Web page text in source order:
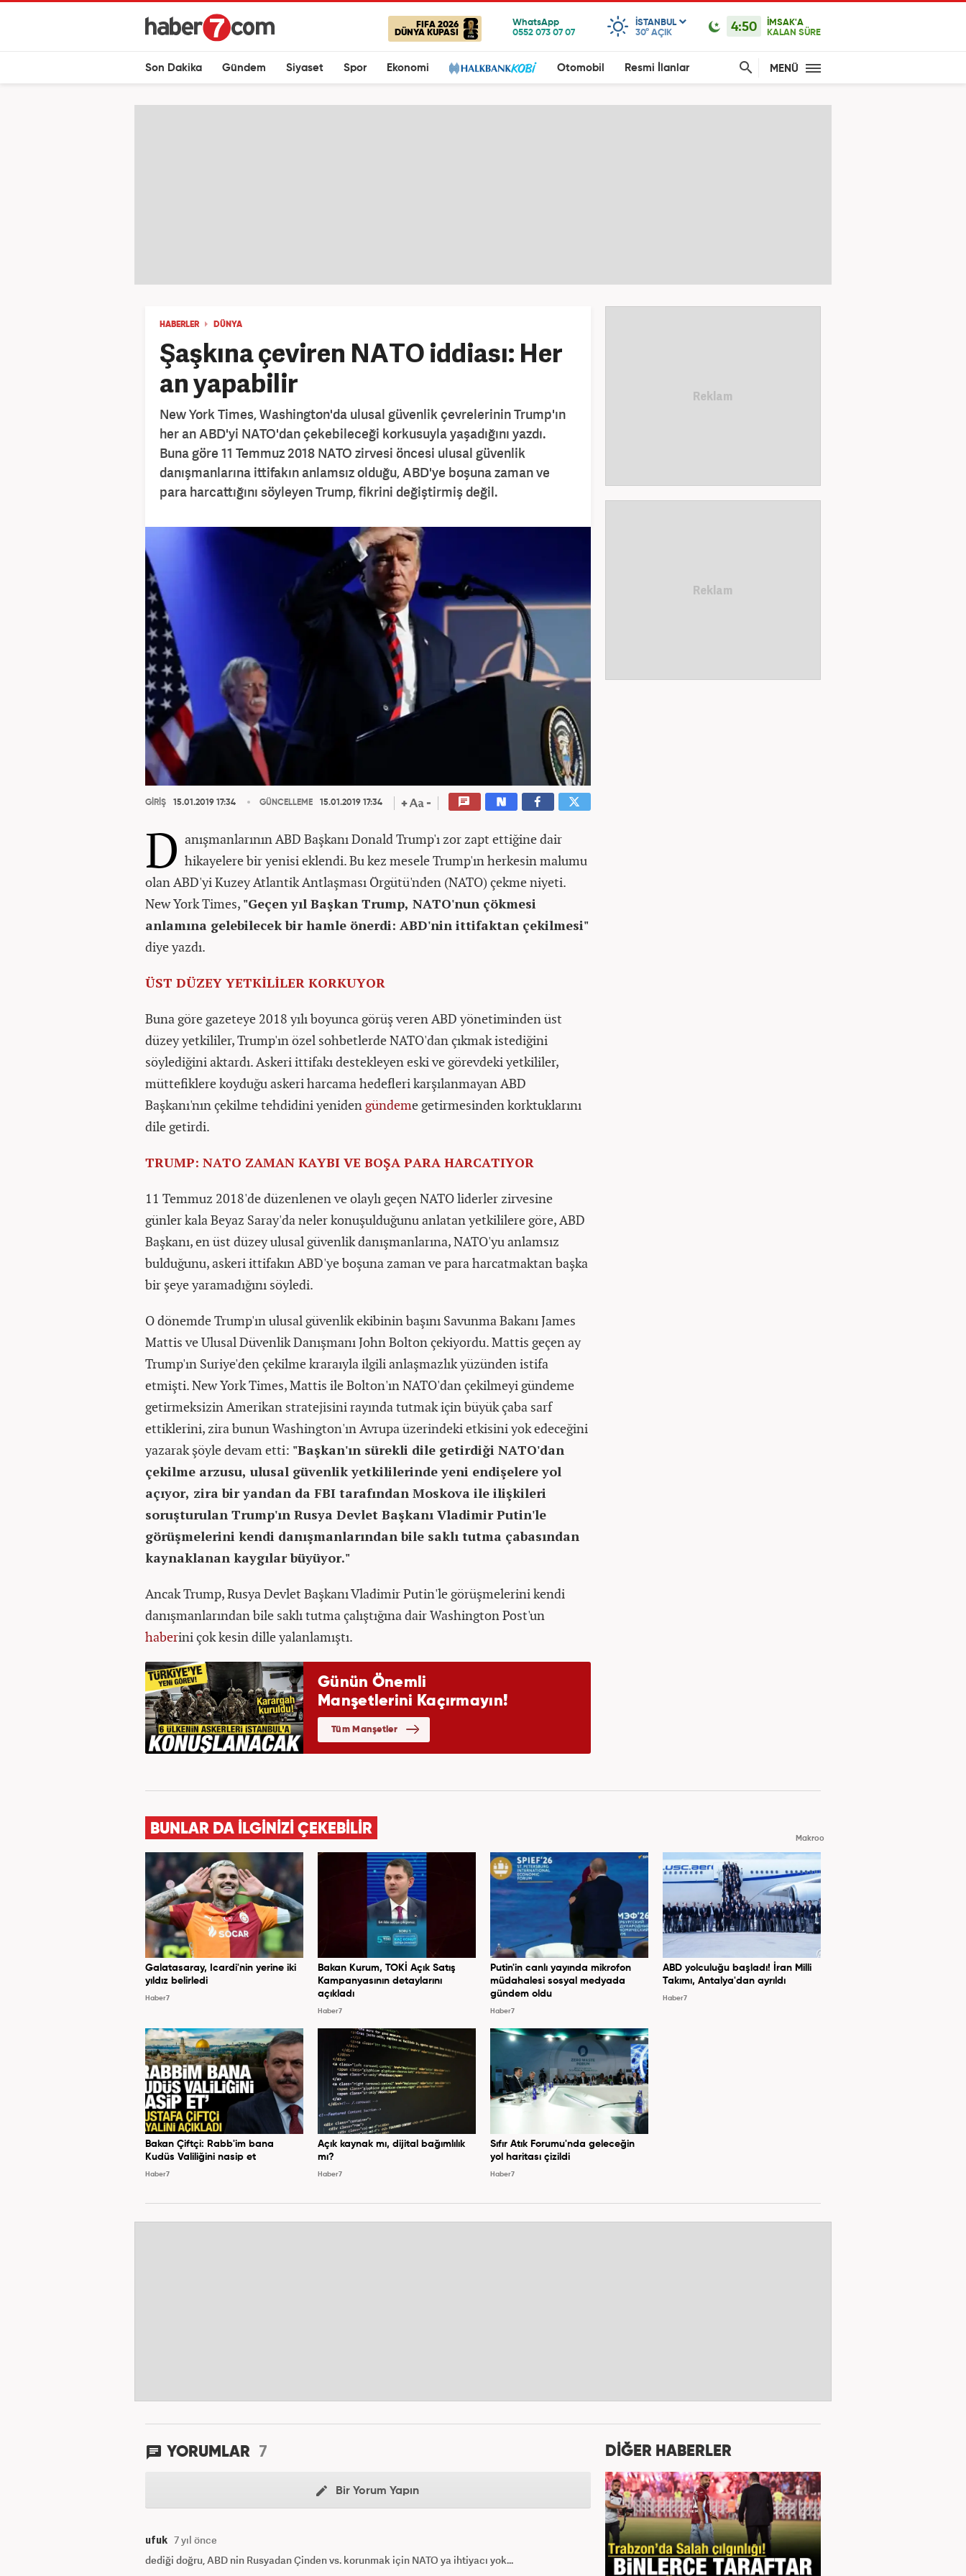
FIFA 2026
DÜNYA KUPASI
ISTANBUL
30° AÇIK 4:50
İMSAK'A
KALAN SÜRE
Son Dakika Gündem Siyaset Spor Ekonomi Otomobil Resmi İlanlar MENÜ
HABERLER DÜNYA
Şaşkına çeviren NATO iddiası: Her
an yapabilir
New York Times, Washington'da ulusal güvenlik çevrelerinin Trump'ın
her an ABD'yi NATO'dan çekebileceği korkusuyla yaşadığını yazdı.
Buna göre 11 Temmuz 2018 NATO zirvesi öncesi ulusal güvenlik
danışmanlarına ittifakın anlamsız olduğu, ABD'ye boşuna zaman ve
para harcattığını söyleyen Trump, fikrini değiştirmiş değil.
GİRİŞ 15.01.2019 17:34 GÜNCELLEME 15.01.2019 17:34
D anışmanlarının ABD Başkanı Donald Trump'ı zor zapt ettiğine dair
hikayelere bir yenisi eklendi. Bu kez mesele Trump'ın herkesin malumu
olan ABD'yi Kuzey Atlantik Antlaşması Örgütü'nden (NATO) çekme niyeti.
New York Times, "Geçen yıl Başkan Trump, NATO'nun çökmesi
anlamına gelebilecek bir hamle önerdi: ABD'nin ittifaktan çekilmesi"
diye yazdı.
ÜST DÜZEY YETKİLİLER KORKUYOR
Buna göre gazeteye 2018 yılı boyunca görüş veren ABD yönetiminden üst
düzey yetkililer, Trump'ın özel sohbetlerde NATO'dan çıkmak istediğini
söylediğini aktardı. Askeri ittifakı destekleyen eski ve görevdeki yetkililer,
müttefiklere koyduğu askeri harcama hedefleri karşılanmayan ABD
Başkanı'nın çekilme tehdidini yeniden gündeme getirmesinden korktuklarını
dile getirdi.
TRUMP: NATO ZAMAN KAYBI VE BOŞA PARA HARCATIYOR
11 Temmuz 2018'de düzenlenen ve olaylı geçen NATO liderler zirvesine
günler kala Beyaz Saray'da neler konuşulduğunu anlatan yetkililere göre, ABD
Başkanı, en üst düzey ulusal güvenlik danışmanlarına, NATO'yu anlamsız
bulduğunu, askeri ittifakın ABD'ye boşuna zaman ve para harcatmaktan başka
bir şeye yaramadığını söyledi.
O dönemde Trump'ın ulusal güvenlik ekibinin başını Savunma Bakanı James
Mattis ve Ulusal Düvenlik Danışmanı John Bolton çekiyordu. Mattis geçen ay
Trump'ın Suriye'den çekilme kraraıyla ilgili anlaşmazlık yüzünden istifa
etmişti. New York Times, Mattis ile Bolton'ın NATO'dan çekilmeyi gündeme
getirmeksizin Amerikan stratejisini rayında tutmak için büyük çaba sarf
ettiklerini, zira bunun Washington'ın Avrupa üzerindeki etkisini yok edeceğini
yazarak şöyle devam etti: "Başkan'ın sürekli dile getirdiği NATO'dan
çekilme arzusu, ulusal güvenlik yetkililerinde yeni endişelere yol
açıyor, zira bir yandan da FBI tarafından Moskova ile ilişkileri
soruşturulan Trump'ın Rusya Devlet Başkanı Vladimir Putin'le
görüşmelerini kendi danışmanlarından bile saklı tutma çabasından
kaynaklanan kaygılar büyüyor."
Ancak Trump, Rusya Devlet Başkanı Vladimir Putin'le görüşmelerini kendi
danışmanlarından bile saklı tutma çalıştığına dair Washington Post'un
haberini çok kesin dille yalanlamıştı.
BUNLAR DA İLGİNİZİ ÇEKEBİLİR
Makroo
Galatasaray, Icardi'nin yerine iki
yıldız belirledi
Haber7
Bakan Kurum, TOKİ Açık Satış
Kampanyasının detaylarını
açıkladı
Haber7
Putin'in canlı yayında mikrofon
müdahalesi sosyal medyada
gündem oldu
Haber7
ABD yolculuğu başladı! İran Milli
Takımı, Antalya'dan ayrıldı
Haber7
Bakan Çiftçi: Rabb'im bana
Kudüs Valiliğini nasip et
Haber7
Açık kaynak mı, dijital bağımlılık
mı?
Haber7
Sıfır Atık Forumu'nda geleceğin
yol haritası çizildi
Haber7
YORUMLAR 7
Bir Yorum Yapın
ufuk 7 yıl önce
dediği doğru, ABD nin Rusyadan Çinden vs. korunmak için NATO ya ihtiyacı yok...
DİĞER HABERLER